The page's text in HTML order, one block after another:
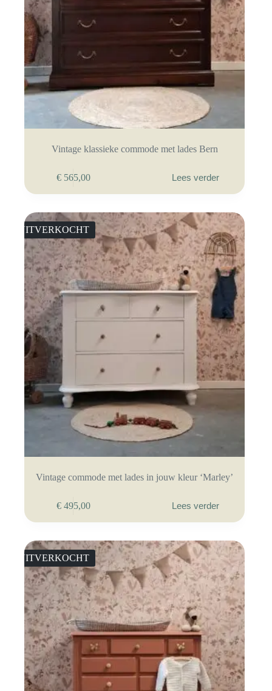
Vintage klassieke commode met lades Bern
€565,00 Lees verder
UITVERKOCHT
Vintage commode met lades in jouw kleur ‘Marley’
€495,00 Lees verder
UITVERKOCHT